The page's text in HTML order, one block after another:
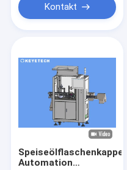
Kontakt
Speiseölflaschenkappe
Automation